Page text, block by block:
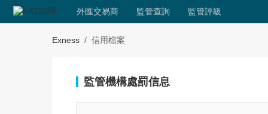
外匯交易商 監管查詢 監管評級
Exness / 信用檔案
監管機構處罰信息